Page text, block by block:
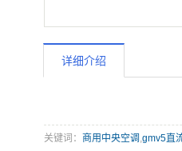
详细介绍
关键词： 商用中央空调 ,gmv5直